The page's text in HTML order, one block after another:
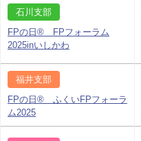
石川支部
FPの日® FPフォーラム
2025inいしかわ
福井支部
FPの日® ふくいFPフォーラ
ム2025